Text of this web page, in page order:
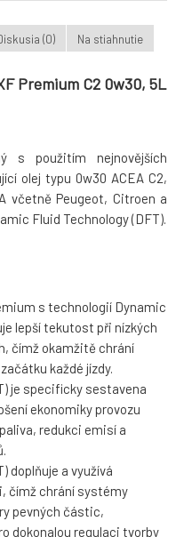
(0) Na stiahnutie
Premium C2 0w30, 5L
s použitím nejnovějších
olej typu 0w30 ACEA C2,
včetně Peugeot, Citroen a
Fluid Technology (DFT).
s technologií Dynamic
lepší tekutost při nízkých
čímž okamžitě chrání
každé jízdy.
je specificky sestavena
ekonomiky provozu
redukci emisí a
doplňuje a využívá
čímž chrání systémy
pevných částic,
dokonalou regulaci tvorby